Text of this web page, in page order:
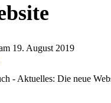
19. August 2019